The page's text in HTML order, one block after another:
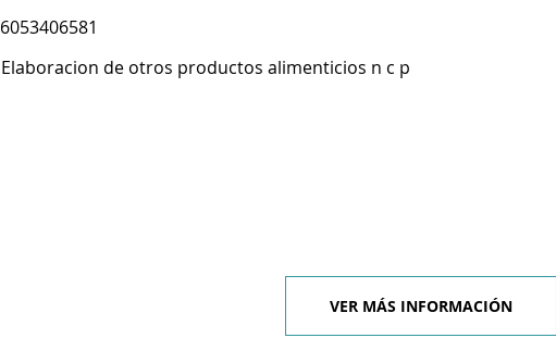
6053406581
Elaboracion de otros productos alimenticios n c p
VER MÁS INFORMACIÓN